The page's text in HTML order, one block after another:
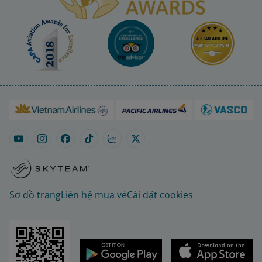
Sơ đồ trangLiên hệ mua véCài đặt cookies